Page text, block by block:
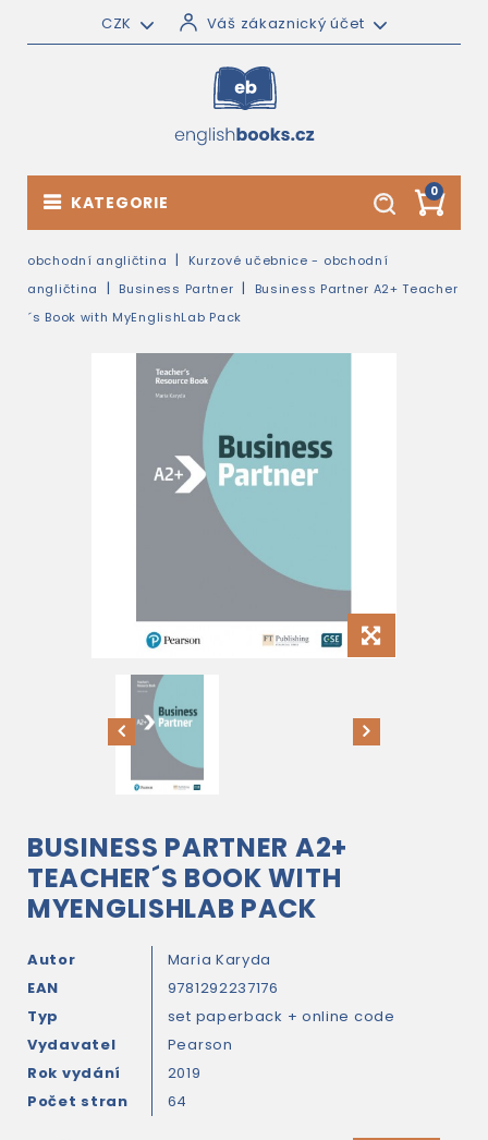
CZK Váš zákaznický účet
0
KATEGORIE
obchodní angličtina
Kurzové učebnice - obchodní
angličtina
Business Partner
Business Partner A2+ Teacher
´s Book with MyEnglishLab Pack
BUSINESS PARTNER A2+
TEACHER´S BOOK WITH
MYENGLISHLAB PACK
Autor
Maria Karyda
EAN
9781292237176
Typ
set paperback + online code
Vydavatel
Pearson
Rok vydání
2019
Počet stran
64